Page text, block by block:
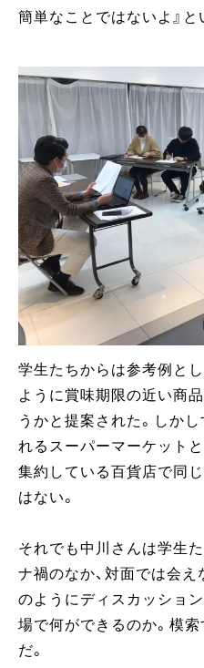
簡単なことではないよ』と
学生たちからは参考例と
ように賞味期限の近い商
うかと提案された。しか
れるスーパーマーケット
集約している百貨店で同
はない。
それでも中川さんは学生
ナ禍のなか、対面では会え
のようにディスカッショ
場で何ができるのか。模
だ。